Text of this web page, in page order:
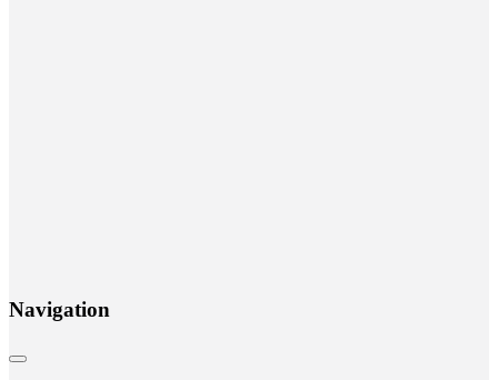
Navi­ga­ti­on